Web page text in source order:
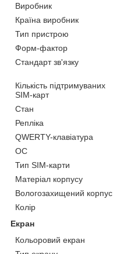
Виробник
Країна виробник
Тип пристрою
Форм-фактор
Стандарт зв'язку
Кількість підтримуваних
SIM-карт
Стан
Репліка
QWERTY-клавіатура
ОС
Тип SIM-карти
Матеріал корпусу
Вологозахищений корпус
Колір
Екран
Кольоровий екран